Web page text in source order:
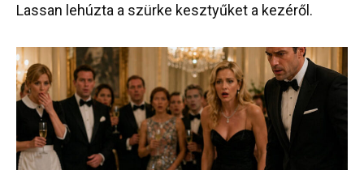
Lassan lehúzta a szürke kesztyűket a kezéről.